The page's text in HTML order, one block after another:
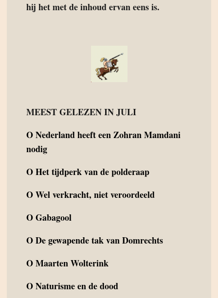
hij het met de inhoud ervan eens is.
MEEST GELEZEN IN JULI
ONederland heeft een Zohran Mamdani
nodig
OHet tijdperk van de polderaap
OWel verkracht, niet veroordeeld
OGabagool
ODe gewapende tak van Domrechts
OMaarten Wolterink
ONaturisme en de dood